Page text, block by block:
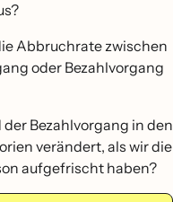
Abbruchrate zwischen
oder Bezahlvorgang
Bezahlvorgang in den
verändert, als wir die
aufgefrischt haben?